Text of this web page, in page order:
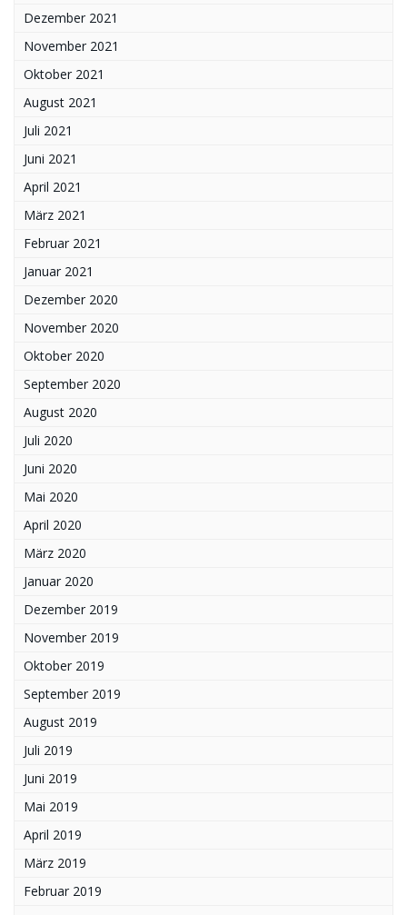
Dezember 2021
November 2021
Oktober 2021
August 2021
Juli 2021
Juni 2021
April 2021
März 2021
Februar 2021
Januar 2021
Dezember 2020
November 2020
Oktober 2020
September 2020
August 2020
Juli 2020
Juni 2020
Mai 2020
April 2020
März 2020
Januar 2020
Dezember 2019
November 2019
Oktober 2019
September 2019
August 2019
Juli 2019
Juni 2019
Mai 2019
April 2019
März 2019
Februar 2019